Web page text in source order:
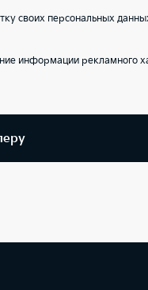
своих персональных
информации рекламного